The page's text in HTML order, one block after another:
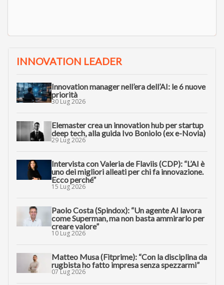
INNOVATION LEADER
Innovation manager nell’era dell’AI: le 6 nuove
priorità
30 Lug 2026
Elemaster crea un innovation hub per startup
deep tech, alla guida Ivo Boniolo (ex e-Novia)
29 Lug 2026
Intervista con Valeria de Flaviis (CDP): “L’AI è
uno dei migliori alleati per chi fa innovazione.
Ecco perché”
15 Lug 2026
Paolo Costa (Spindox): “Un agente AI lavora
come Superman, ma non basta ammirarlo per
creare valore”
10 Lug 2026
Matteo Musa (Fitprime): “Con la disciplina da
rugbista ho fatto impresa senza spezzarmi”
07 Lug 2026